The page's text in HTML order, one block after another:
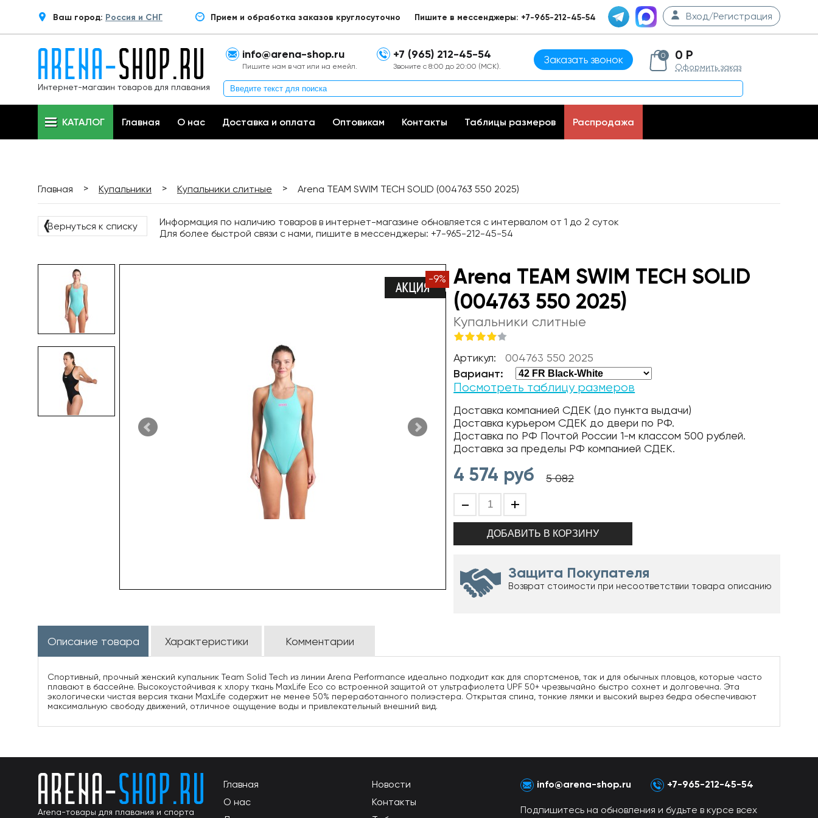
Ваш город: Россия и СНГ Прием и обработка заказов круглосуточно Пишите в мессенджеры: +7-965-212-45-54 Вход/Регистрация
Интернет-магазин товаров для плавания
info@arena-shop.ru
Пишите нам в чат или на емейл.
+7 (965) 212-45-54
Звоните с 8:00 до 20:00 (МСК).
Заказать звонок 0 0 Р
Оформить заказ
КАТАЛОГ Главная О нас Доставка и оплата Оптовикам Контакты Таблицы размеров Распродажа
Главная > Купальники > Купальники слитные > Arena TEAM SWIM TECH SOLID (004763 550 2025)
❬Вернуться к списку
Информация по наличию товаров в интернет-магазине обновляется с интервалом от 1 до 2 суток
Для более быстрой связи с нами, пишите в мессенджеры: +7-965-212-45-54
-9%
Arena TEAM SWIM TECH SOLID
(004763 550 2025)
Купальники слитные
Артикул: 004763 550 2025
Вариант:
Посмотреть таблицу размеров
Доставка компанией СДЕК (до пункта выдачи)
Доставка курьером СДЕК до двери по РФ.
Доставка по РФ Почтой России 1-м классом 500 рублей.
Доставка за пределы РФ компанией СДЕК.
4 574 руб 5 082
- +
Защита Покупателя
Возврат стоимости при несоответствии товара описанию
Описание товара Характеристики Комментарии
Спортивный, прочный женский купальник Team Solid Tech из линии Arena Performance идеально подходит как для спортсменов, так и для обычных пловцов, которые часто
плавают в бассейне. Высокоустойчивая к хлору ткань MaxLife Eco со встроенной защитой от ультрафиолета UPF 50+ чрезвычайно быстро сохнет и долговечна. Эта
экологически чистая версия ткани MaxLife содержит не менее 50% переработанного полиэстера. Открытая спина, тонкие лямки и высокий вырез бедра обеспечивают
максимальную свободу движений, отличное ощущение воды и привлекательный внешний вид.
Arena-товары для плавания и спорта
Главная
О нас
Новости
Контакты
info@arena-shop.ru +7-965-212-45-54
Подпишитесь на обновления и будьте в курсе всех